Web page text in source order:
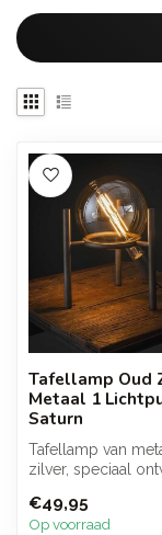
Tafellamp Oud
Metaal 1
Saturn
Tafellamp van
zilver, speciaal
€49,95
Op voorraad